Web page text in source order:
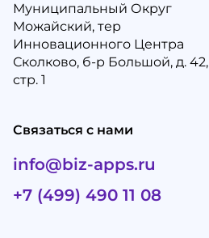
Муниципальный Округ
Можайский, тер
Инновационного Центра
Сколково, б-р Большой, д. 42,
стр. 1
Связаться с нами
info@biz-apps.ru
+7 (499) 490 11 08